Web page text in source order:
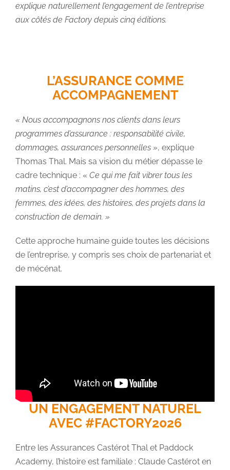
explique naturellement l’engagement de l’entreprise
aux côtés de Factory depuis cinq éditions.
L’ASSURANCE COMME
ACCOMPAGNEMENT
« Nous accompagnons nos clients dans leurs
programmes d’assurance : responsabilité civile,
dommages, assurances personnelles », explique
Thomas Thal. Mais sa vision du métier dépasse le
cadre technique : « Ce qui me fait vibrer tous les
matins, c’est d’accompagner des hommes, des
femmes, des idées, des histoires, des projets dans la
construction de demain. »
Cette approche humaine guide toutes les décisions
de l’entreprise, y compris ses choix de partenariat et
de mécénat.
UN ENGAGEMENT NATUREL
AVEC #FACTORY2026
Entre les Assurances Castérot Thal et Paddock
Academy, l’histoire est familiale : Claude Castérot en